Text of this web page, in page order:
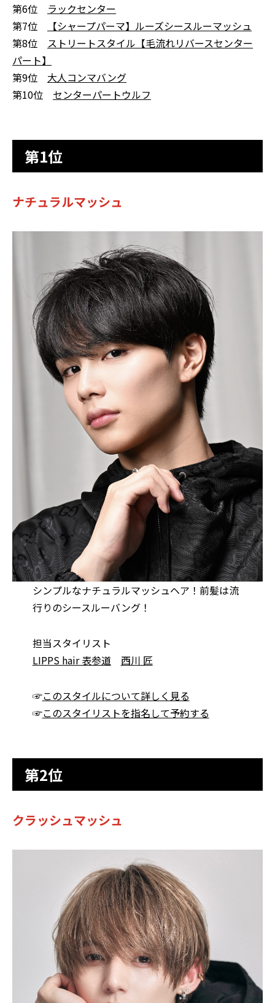
第6位 ラックセンター
第7位
【シャープパーマ】ルーズシースルーマッシュ
第8位 ストリートスタイル【毛流れリバースセンター
パート】
第9位 大人コンマバング
第10位 センターパートウルフ
第1位
ナチュラルマッシュ
シンプルなナチュラルマッシュヘア！前髪は流
行りのシースルーバング！
担当スタイリスト
LIPPS hair 表参道
西川 匠
☞このスタイルについて詳しく見る
☞このスタイリストを指名して予約する
第2位
クラッシュマッシュ